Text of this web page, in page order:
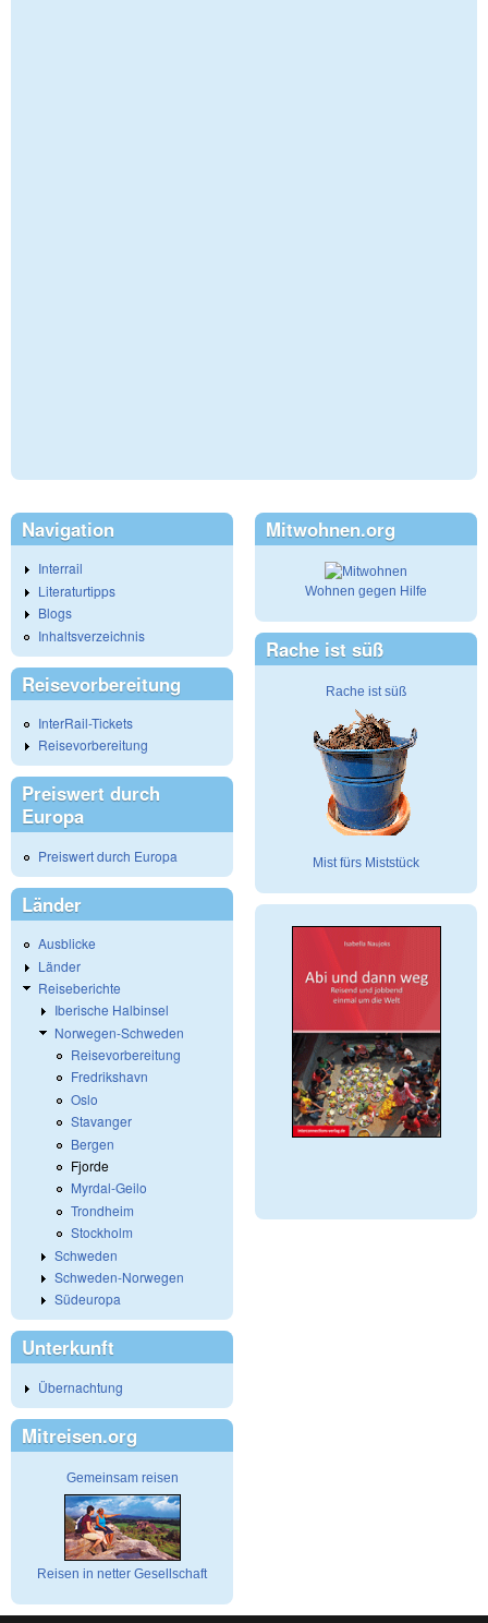
Navigation
Interrail
Literaturtipps
Blogs
Inhaltsverzeichnis
Reisevorbereitung
InterRail-Tickets
Reisevorbereitung
Preiswert durch
Europa
Preiswert durch Europa
Länder
Ausblicke
Länder
Reiseberichte
Iberische Halbinsel
Norwegen-Schweden
Reisevorbereitung
Fredrikshavn
Oslo
Stavanger
Bergen
Fjorde
Myrdal-Geilo
Trondheim
Stockholm
Schweden
Schweden-Norwegen
Südeuropa
Unterkunft
Übernachtung
Mitreisen.org
Gemeinsam reisen
Reisen in netter Gesellschaft
Mitwohnen.org
Wohnen gegen Hilfe
Rache ist süß
Rache ist süß
Mist fürs Miststück